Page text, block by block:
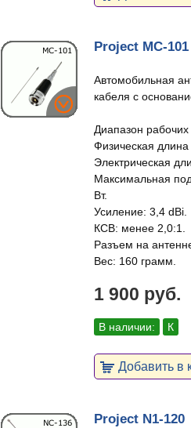
Project MC-101
Автомобильная
кабеля с
Диапазон
Физическая
Электрическая
Максимальная
Вт.
Усиление: 3,4 dBi.
КСВ: менее 2,0:1.
Разъем на
Вес: 160 грамм.
1 900 руб.
В наличии: К
Добавить в
Project N1-120